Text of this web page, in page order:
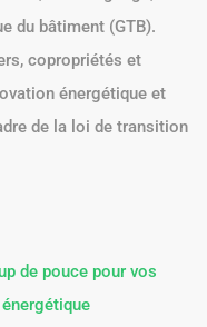
du bâtiment (GTB).
copropriétés et
énergétique et
de la loi de transition
de pouce pour vos